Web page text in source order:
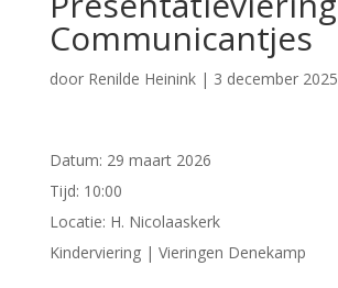
Communicantjes
door Renilde Heinink| 3 december 2025
Datum: 29 maart 2026
Tijd: 10:00
Locatie: H. Nicolaaskerk
Kinderviering | Vieringen Denekamp